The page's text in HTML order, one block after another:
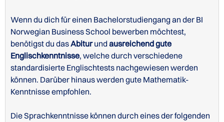
Wenn du dich für einen Bachelorstudiengang an der BI
Norwegian Business School bewerben möchtest,
benötigst du dasAbiturund ausreichend gute
Englischkenntnisse, welche durch verschiedene
standardisierte Englischtests nachgewiesen werden
können. Darüber hinaus werden gute Mathematik-
Kenntnisse empfohlen.
Die Sprachkenntnisse können durch eines der folgenden